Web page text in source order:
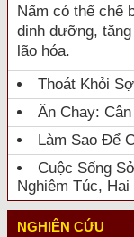
Nấm có thể chế
dinh dưỡng,
lão hóa.
Thoát Khỏi
Ăn Chay:
Làm Sao Để
Cuộc Sống
Nghiêm Túc,
NGHIÊN CỨU